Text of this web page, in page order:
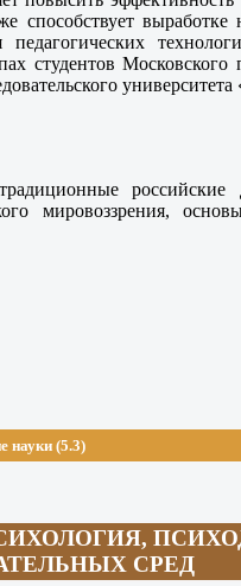
способствует выработке
студентов Московского
российские
мировоззрения,
науки (5.3)
СРЕД